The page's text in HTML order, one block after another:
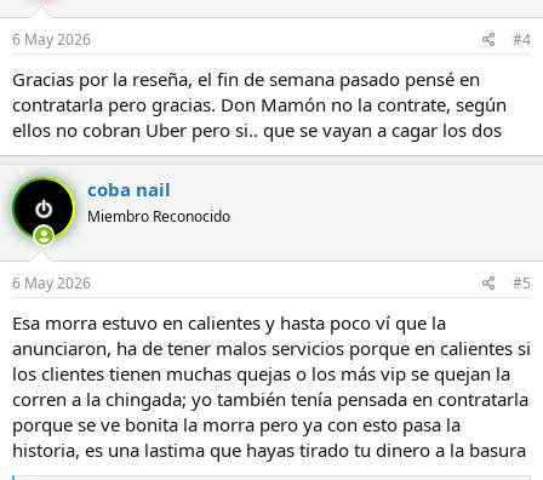
6 May 2026 #4
Gracias por la reseña, el fin de semana pasado pensé en
contratarla pero gracias. Don Mamón no la contrate, según
ellos no cobran Uber pero si.. que se vayan a cagar los dos
coba nail
Miembro Reconocido
6 May 2026 #5
Esa morra estuvo en calientes y hasta poco ví que la
anunciaron, ha de tener malos servicios porque en calientes si
los clientes tienen muchas quejas o los más vip se quejan la
corren a la chingada; yo también tenía pensada en contratarla
porque se ve bonita la morra pero ya con esto pasa la
historia, es una lastima que hayas tirado tu dinero a la basura